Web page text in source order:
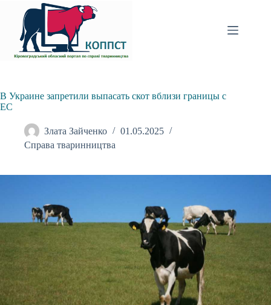
вмісту
В Украине запретили выпасать скот вблизи границы с
ЕС
Злата Зайченко
01.05.2025
Справа тваринництва